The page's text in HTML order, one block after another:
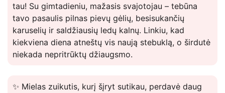
tau! Su gimtadieniu, mažasis svajotojau – tebūna
tavo pasaulis pilnas pievų gėlių, besisukančių
karuselių ir saldžiausių ledų kalnų. Linkiu, kad
kiekviena diena atneštų vis naują stebuklą, o širdutė
niekada nepritrūktų džiaugsmo.
✨ Mielas zuikutis, kurį šįryt sutikau, perdavė daug